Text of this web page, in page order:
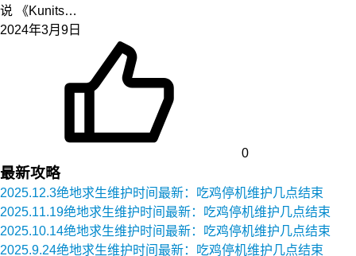
说 《Kunits…
2024年3月9日
0
最新攻略
2025.12.3绝地求生维护时间最新：吃鸡停机维护几点结束
2025.11.19绝地求生维护时间最新：吃鸡停机维护几点结束
2025.10.14绝地求生维护时间最新：吃鸡停机维护几点结束
2025.9.24绝地求生维护时间最新：吃鸡停机维护几点结束